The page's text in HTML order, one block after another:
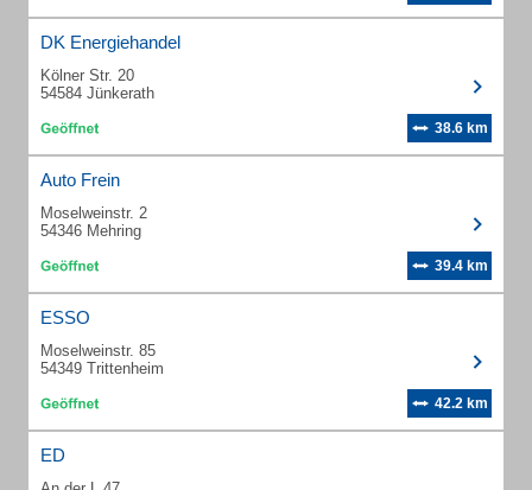
DK Energiehandel
Kölner Str. 20
54584 Jünkerath
38.6 km
Auto Frein
Moselweinstr. 2
54346 Mehring
39.4 km
ESSO
Moselweinstr. 85
54349 Trittenheim
42.2 km
ED